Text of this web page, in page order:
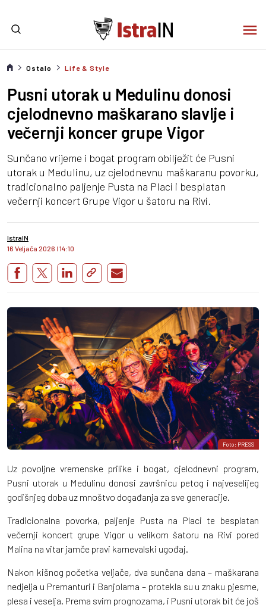
Ostalo Life & Style
Pusni utorak u Medulinu donosi
cjelodnevno maškarano slavlje i
večernji koncer grupe Vigor
Sunčano vrijeme i bogat program obilježit će Pusni
utorak u Medulinu, uz cjelodnevnu maškaranu povorku,
tradicionalno paljenje Pusta na Placi i besplatan
večernji koncert Grupe Vigor u šatoru na Rivi.
IstraIN
16 Veljača 2026 I 14:10
Foto: PRESS
Uz povoljne vremenske prilike i bogat, cjelodnevni program,
Pusni utorak u Medulinu donosi završnicu petog i najveselijeg
godišnjeg doba uz mnoštvo događanja za sve generacije.
Tradicionalna povorka, paljenje Pusta na Placi te besplatan
večernji koncert grupe Vigor u velikom šatoru na Rivi pored
Malina na vitar jamče pravi karnevalski ugođaj.
Nakon kišnog početka veljače, dva sunčana dana – maškarana
nedjelja u Premanturi i Banjolama – protekla su u znaku pjesme,
plesa i veselja. Prema svim prognozama, i Pusni utorak bit će još